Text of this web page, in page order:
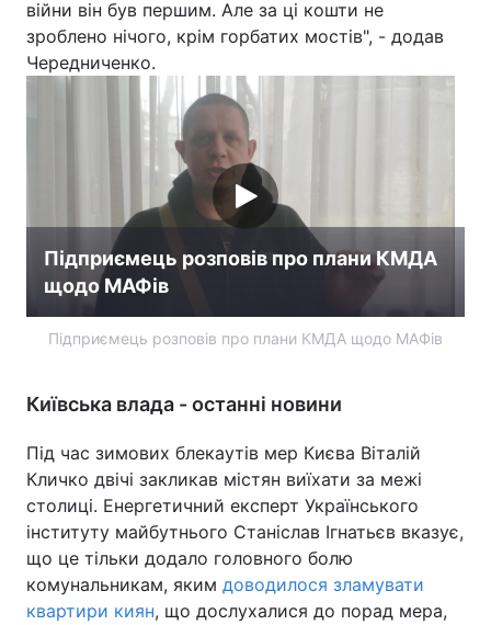
війни він був першим. Але за ці кошти не
зроблено нічого, крім горбатих мостів", - додав
Чередниченко.
Підприємець розповів про плани КМДА
щодо МАФів
Підприємець розповів про плани КМДА щодо МАФів
Київська влада - останні новини
Під час зимових блекаутів мер Києва Віталій
Кличко двічі закликав містян виїхати за межі
столиці. Енергетичний експерт Українського
інституту майбутнього Станіслав Ігнатьєв вказує,
що це тільки додало головного болю
комунальникам, яким доводилося зламувати
квартири киян, що дослухалися до порад мера,